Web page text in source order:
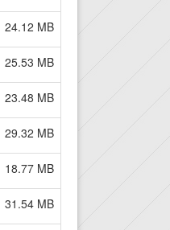
24.12 MB
25.53 MB
23.48 MB
29.32 MB
18.77 MB
31.54 MB